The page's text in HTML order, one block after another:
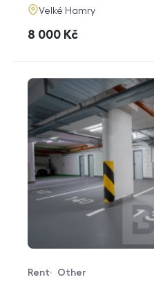
adresa
Velké Hamry
cena
8 000 Kč
Offer type
Rent
Property type
Other